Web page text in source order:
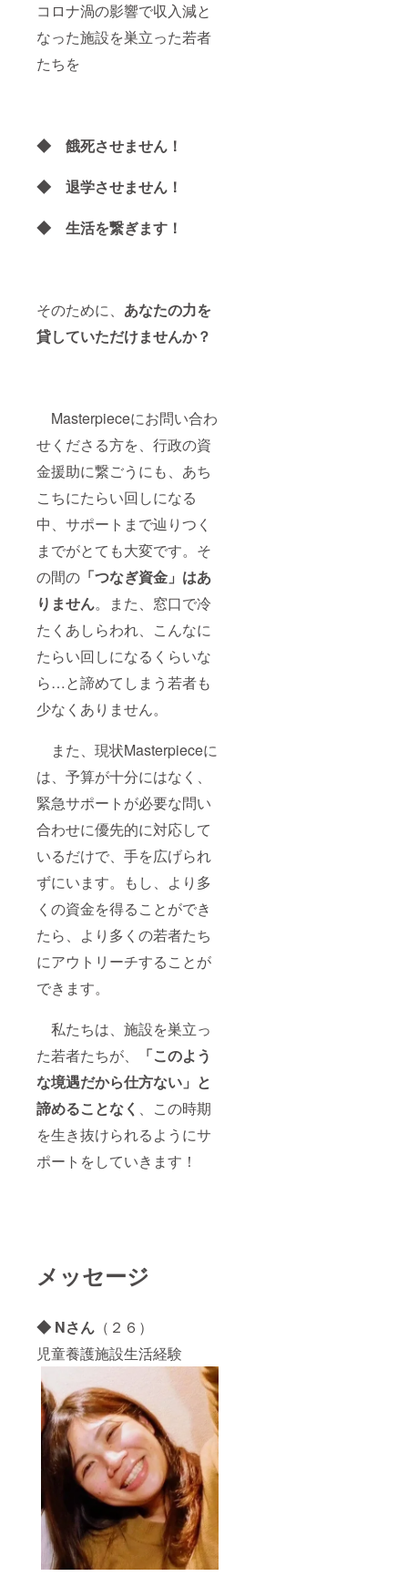
コロナ渦の影響で収入減と
なった施設を巣立った若者
たちを
◆ 餓死させません！
◆ 退学させません！
◆ 生活を繋ぎます！
そのために、 あなたの力を
貸していただけませんか？
Masterpieceにお問い合わ
せくださる方を、行政の資
金援助に繋ごうにも、あち
こちにたらい回しになる
中、サポートまで辿りつく
までがとても大変です。そ
の間の 「つなぎ資金」はあ
りません。また、窓口で冷
たくあしらわれ、こんなに
たらい回しになるくらいな
ら…と諦めてしまう若者も
少なくありません。
また、現状Masterpieceに
は、予算が十分にはなく、
緊急サポートが必要な問い
合わせに優先的に対応して
いるだけで、手を広げられ
ずにいます。もし、より多
くの資金を得ることができ
たら、より多くの若者たち
にアウトリーチすることが
できます。
私たちは、施設を巣立っ
た若者たちが、
「このよう
な境遇だから仕方ない」と
諦めることなく 、この時期
を生き抜けられるようにサ
ポートをしていきます ！
メッセージ
◆ Nさん （２６）
児童養護施設生活経験